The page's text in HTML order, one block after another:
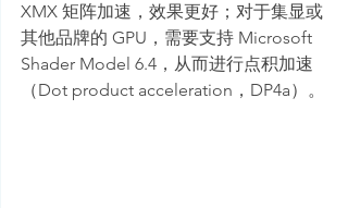
XMX 矩阵加速，效果更好；对于集显或
其他品牌的 GPU，需要支持 Microsoft
Shader Model 6.4，从而进行点积加速
（Dot product acceleration，DP4a）。